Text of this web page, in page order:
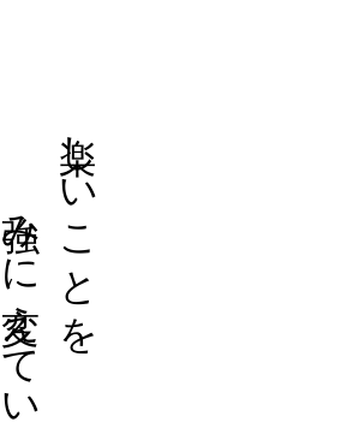
楽しいことを
強みに変えていく